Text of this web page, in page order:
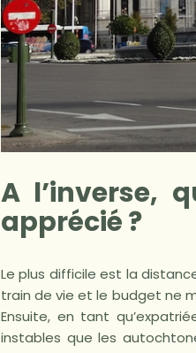
A l’inverse,
apprécié ?
Le plus difficile est la
train de vie et le budget ne
Ensuite, en tant
instables que les